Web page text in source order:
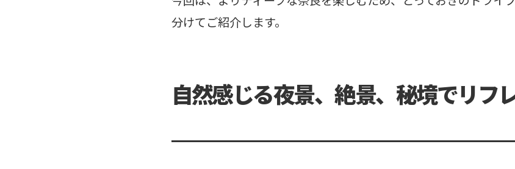
分けてご紹介します。
自然感じる夜景、絶景、秘境でリフ